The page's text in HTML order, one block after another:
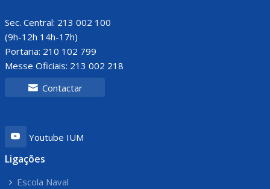
Sec. Central: 213 002 100
(9h-12h 14h-17h)
Portaria: 210 102 799
Messe Oficiais: 213 002 218
Contactar
Youtube IUM
Ligações
Escola Naval